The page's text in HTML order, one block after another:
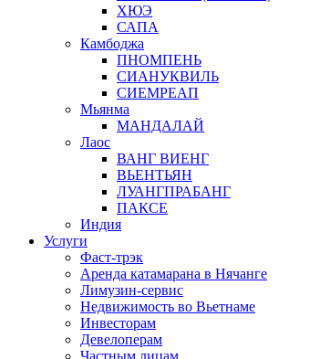
ХЮЭ
САПА
Камбоджа
ПНОМПЕНЬ
СИАНУКВИЛЬ
СИЕМРЕАП
Мьянма
МАНДАЛАЙ
Лаос
ВАНГ ВИЕНГ
ВЬЕНТЬЯН
ЛУАНГПРАБАНГ
ПАКСЕ
Индия
Услуги
Фаст-трэк
Аренда катамарана в Нячанге
Лимузин-сервис
Недвижимость во Вьетнаме
Инвесторам
Девелоперам
Частным лицам